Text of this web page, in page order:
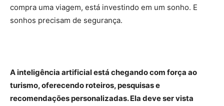
compra uma viagem, está investindo em um sonho. E
sonhos precisam de segurança.
A inteligência artificial está chegando com força ao
turismo, oferecendo roteiros, pesquisas e
recomendações personalizadas. Ela deve ser vista